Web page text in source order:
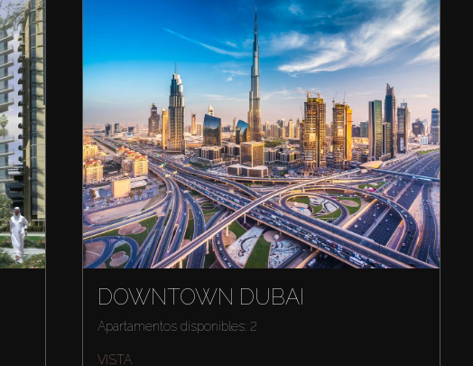
DOWNTOWN DUBAI
Apartamentos disponibles: 2
VISTA